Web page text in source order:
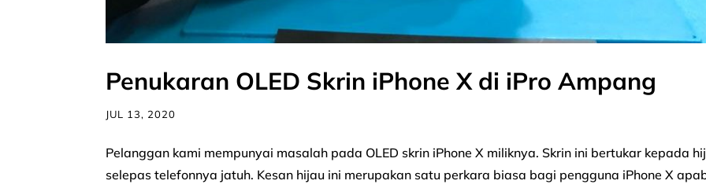
Penukaran OLED Skrin iPhone X di iPro Ampang
JUL 13, 2020
Pelanggan kami mempunyai masalah pada OLED skrin iPhone X miliknya. Skrin ini bertukar kepada
selepas telefonnya jatuh. Kesan hijau ini merupakan satu perkara biasa bagi pengguna iPhone X